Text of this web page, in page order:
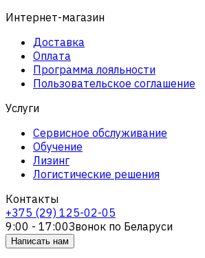
Интернет-магазин
Доставка
Оплата
Программа лояльности
Пользовательское соглашение
Услуги
Сервисное обслуживание
Обучение
Лизинг
Логистические решения
Контакты
+375 (29) 125-02-05
9:00 - 17:00Звонок по Беларуси
Написать нам